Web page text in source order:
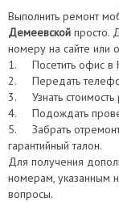
Выполнить ремонт
Демеевской просто.
номеру на сайте или
1. Посетить офис в
2. Передать
3. Узнать стоимость
4. Подождать
5. Забрать
гарантийный талон.
Для получения
номерам, указанным
вопросы.